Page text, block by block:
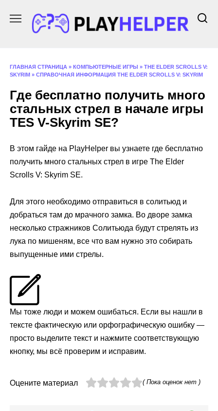
содержанию
ГЛАВНАЯ СТРАНИЦА » КОМПЬЮТЕРНЫЕ ИГРЫ » THE ELDER SCROLLS V:
SKYRIM » СПРАВОЧНАЯ ИНФОРМАЦИЯ THE ELDER SCROLLS V: SKYRIM
Где бесплатно получить много
стальных стрел в начале игры
ТES V-Skyrim SE?
В этом гайде на PlayHelper вы узнаете где бесплатно
получить много стальных стрел в игре The Elder
Scrolls V: Skyrim SE.
Для этого необходимо отправиться в солитьюд и
добраться там до мрачного замка. Во дворе замка
несколько стражников Солитьюда будут стрелять из
лука по мишеням, все что вам нужно это собирать
выпущенные ими стрелы.
Мы тоже люди и можем ошибаться. Если вы нашли в
тексте фактическую или орфографическую ошибку —
просто выделите текст и нажмите соответствующую
кнопку, мы всё проверим и исправим.
Оцените материал ( Пока оценок нет )